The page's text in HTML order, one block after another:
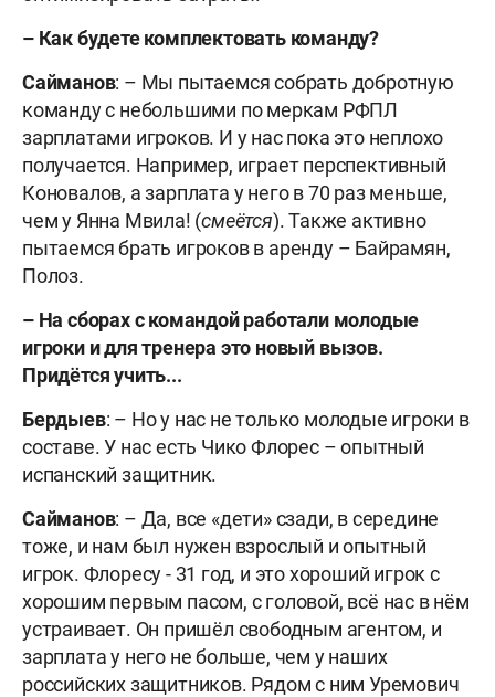
– Как будете комплектовать команду?
Сайманов: – Мы пытаемся собрать добротную
команду с небольшими по меркам РФПЛ
зарплатами игроков. И у нас пока это неплохо
получается. Например, играет перспективный
Коновалов, а зарплата у него в 70 раз меньше,
чем у Янна Мвила! (смеётся). Также активно
пытаемся брать игроков в аренду – Байрамян,
Полоз.
– На сборах с командой работали молодые
игроки и для тренера это новый вызов.
Придётся учить...
Бердыев: – Но у нас не только молодые игроки в
составе. У нас есть Чико Флорес – опытный
испанский защитник.
Сайманов: – Да, все «дети» сзади, в середине
тоже, и нам был нужен взрослый и опытный
игрок. Флоресу - 31 год, и это хороший игрок с
хорошим первым пасом, с головой, всё нас в нём
устраивает. Он пришёл свободным агентом, и
зарплата у него не больше, чем у наших
российских защитников. Рядом с ним Уремович